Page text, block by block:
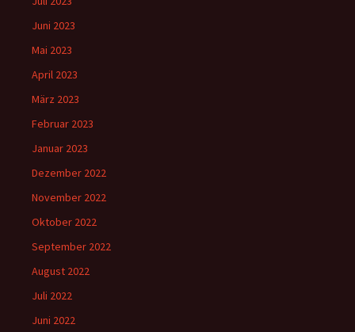
Juni 2023
Mai 2023
April 2023
März 2023
Februar 2023
Januar 2023
Dezember 2022
November 2022
Oktober 2022
September 2022
August 2022
Juli 2022
Juni 2022